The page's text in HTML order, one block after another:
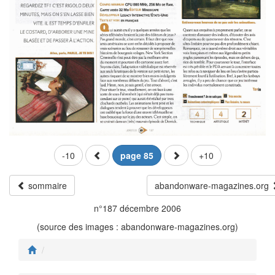
-10 page 85 +10
sommaire
abandonware-magazines.org
n°187 décembre 2006
(source des images : abandonware-magazines.org)